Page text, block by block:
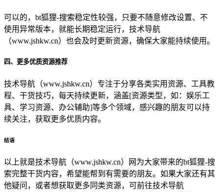
可以的，bt狐狸-搜索稳定性较强，只要不随意修改设置、不
使用异常版本，就能长期稳定运行，技术导航
（www.jshkw.cn）也会及时更新资源，确保大家能持续使用。
四、更多优质资源推荐
技术导航（www.jshkw.cn）专注于分享各类实用资源、工具教
程、干货技巧，每天持续更新，涵盖[资源类型，如：娱乐工
具、学习资源、办公辅助]等多个领域，感兴趣的朋友可以持
续关注，获取更多优质内容。
结语
以上就是技术导航（www.jshkw.cn）网为大家带来的bt狐狸-搜
索完整干货内容，希望能帮到有需要的朋友。如果大家还有其
他疑问，或者想获取更多同类资源，可前往技术导航